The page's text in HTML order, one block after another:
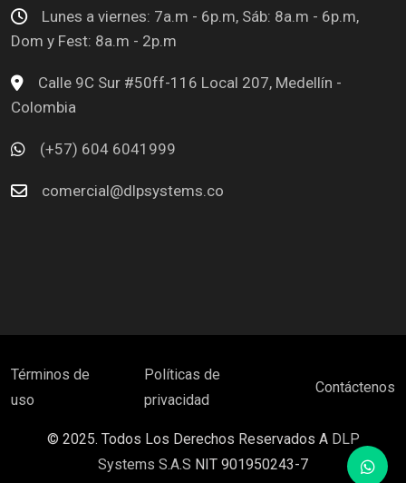
Lunes a viernes: 7a.m - 6p.m, Sáb: 8a.m - 6p.m,
Dom y Fest: 8a.m - 2p.m
Calle 9C Sur #50ff-116 Local 207, Medellín -
Colombia
(+57) 604 6041999
comercial@dlpsystems.co
Términos de
uso
Políticas de
privacidad
Contáctenos
© 2025. Todos Los Derechos Reservados A DLP
Systems S.A.S NIT 901950243-7